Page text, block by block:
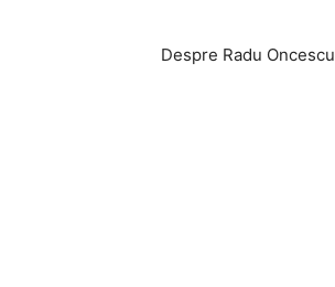
Despre Radu Oncescu